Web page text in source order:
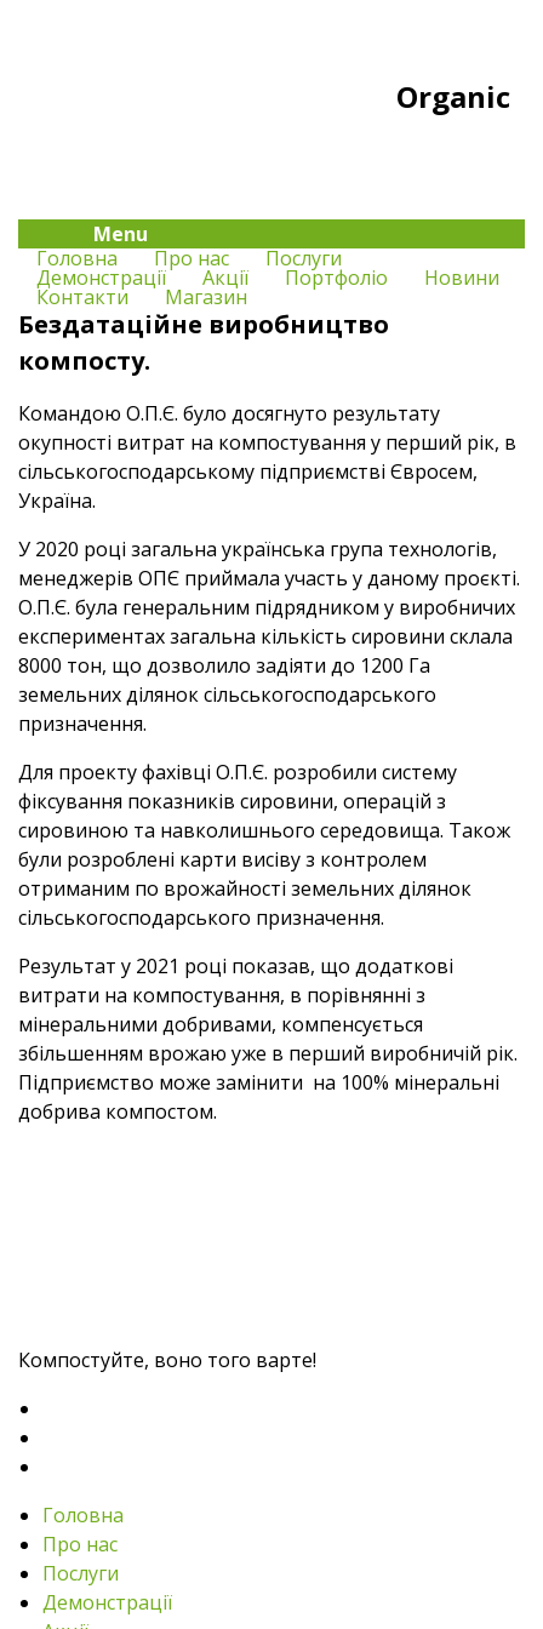
Organic
Menu
Головна
Про нас Послуги
Демонстрації Акції Портфоліо Новини
Контакти Магазин
Бездатаційне виробництво
компосту.
Командою О.П.Є. було досягнуто результату
окупності витрат на компостування у перший рік, в
сільськогосподарському підприємстві Євросем,
Україна.
У 2020 році загальна українська група технологів,
менеджерів ОПЄ приймала участь у даному проєкті.
О.П.Є. була генеральним підрядником у виробничих
експериментах загальна кількість сировини склала
8000 тон, що дозволило задіяти до 1200 Га
земельних ділянок сільськогосподарського
призначення.
Для проекту фахівці О.П.Є. розробили систему
фіксування показників сировини, операцій з
сировиною та навколишнього середовища. Також
були розроблені карти висіву з контролем
отриманим по врожайності земельних ділянок
сільськогосподарського призначення.
Результат у 2021 році показав, що додаткові
витрати на компостування, в порівнянні з
мінеральними добривами, компенсується
збільшенням врожаю уже в перший виробничій рік.
Підприємство може замінити на 100% мінеральні
добрива компостом.
Компостуйте, воно того варте!
Головна
Про нас
Послуги
Демонстрації